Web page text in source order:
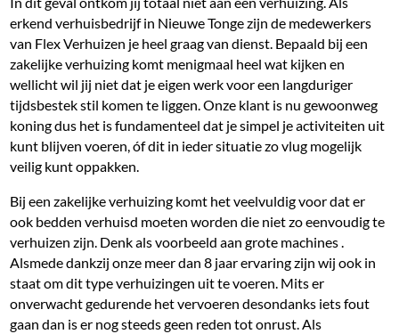
erkend verhuisbedrijf in Nieuwe Tonge zijn de medewerkers
van Flex Verhuizen je heel graag van dienst. Bepaald bij een
zakelijke verhuizing komt menigmaal heel wat kijken en
wellicht wil jij niet dat je eigen werk voor een langduriger
tijdsbestek stil komen te liggen. Onze klant is nu gewoonweg
koning dus het is fundamenteel dat je simpel je activiteiten uit
kunt blijven voeren, óf dit in ieder situatie zo vlug mogelijk
veilig kunt oppakken.
Bij een zakelijke verhuizing komt het veelvuldig voor dat er
ook bedden verhuisd moeten worden die niet zo eenvoudig te
verhuizen zijn. Denk als voorbeeld aan grote machines .
Alsmede dankzij onze meer dan 8 jaar ervaring zijn wij ook in
staat om dit type verhuizingen uit te voeren. Mits er
onverwacht gedurende het vervoeren desondanks iets fout
gaan dan is er nog steeds geen reden tot onrust. Als